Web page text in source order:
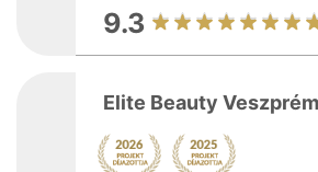
9.3
Elite Beauty Veszprém